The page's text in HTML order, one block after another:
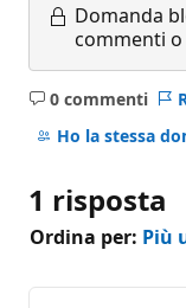
Domanda
commenti
0 commenti
Nessun
commento
Ho la stessa
1 risposta
Ordina per: Più